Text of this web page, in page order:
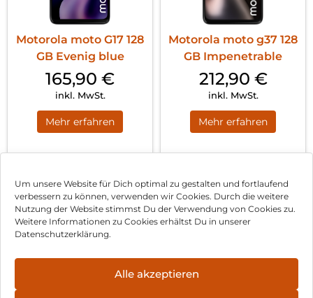
Um unsere Website für Dich optimal zu gestalten und fortlaufend
verbessern zu können, verwenden wir Cookies. Durch die weitere
Nutzung der Website stimmst Du der Verwendung von Cookies zu.
Weitere Informationen zu Cookies erhältst Du in unserer
Datenschutzerklärung.
Alle akzeptieren
Motorola moto G17 128
GB Evenig blue
165,90 €
inkl. MwSt.
Mehr erfahren
Motorola moto g37 128
GB Impenetrable
212,90 €
inkl. MwSt.
Mehr erfahren
1 2 3 4 Nächste
Impressum